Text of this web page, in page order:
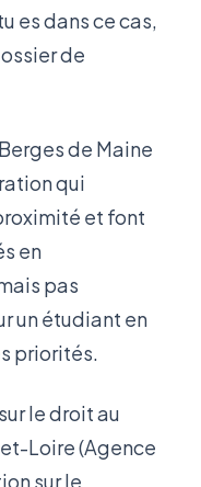
es dans ce cas,
de
de Maine
qui
et font
en
pas
un étudiant en
priorités.
le droit au
Loire (Agence
sur le